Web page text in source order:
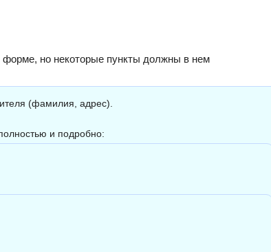
форме, но некоторые пункты должны в нем
(фамилия, адрес).
и подробно: